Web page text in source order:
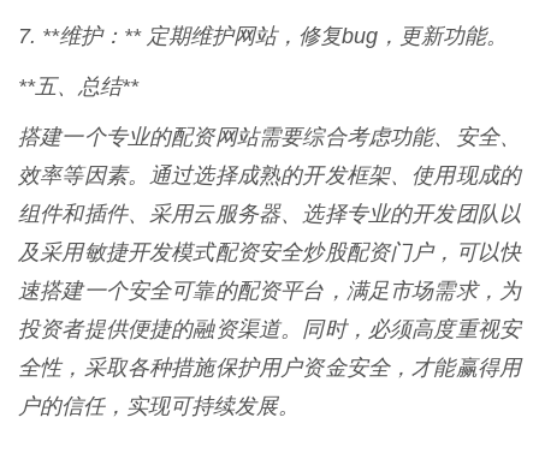
7. **维护：** 定期维护网站，修复bug，更新功能。
**五、总结**
搭建一个专业的配资网站需要综合考虑功能、安全、
效率等因素。通过选择成熟的开发框架、使用现成的
组件和插件、采用云服务器、选择专业的开发团队以
及采用敏捷开发模式配资安全炒股配资门户，可以快
速搭建一个安全可靠的配资平台，满足市场需求，为
投资者提供便捷的融资渠道。同时，必须高度重视安
全性，采取各种措施保护用户资金安全，才能赢得用
户的信任，实现可持续发展。